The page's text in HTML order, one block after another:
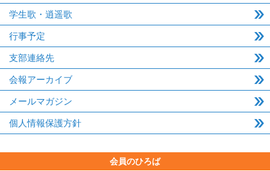
学生歌・逍遥歌
行事予定
支部連絡先
会報アーカイブ
メールマガジン
個人情報保護方針
会員のひろば